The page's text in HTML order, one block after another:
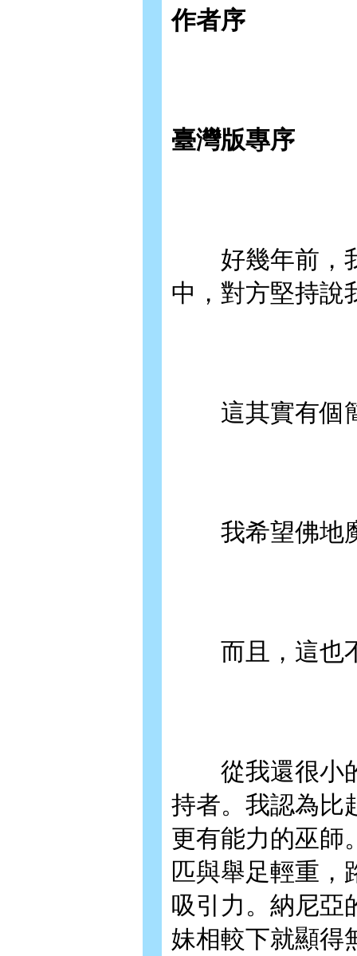
作者序
臺灣版專序
好幾年前，我
中，對方堅持說
這其實有個
我希望佛地
而且，這也不
從我還很小的
持者。我認為比
更有能力的巫師
匹與舉足輕重，
吸引力。納尼亞
妹相較下就顯得